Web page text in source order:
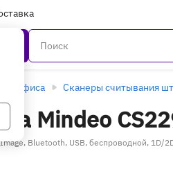
и офиса Сканеры считывания
Mindeo
Bluetooth, USB, беспроводной,